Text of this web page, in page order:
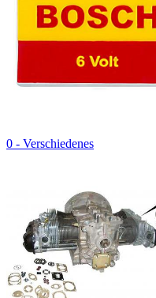
0 - Verschiedenes